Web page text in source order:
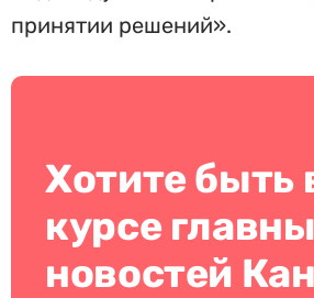
принятии решений».
Хотите быть
курсе
новостей